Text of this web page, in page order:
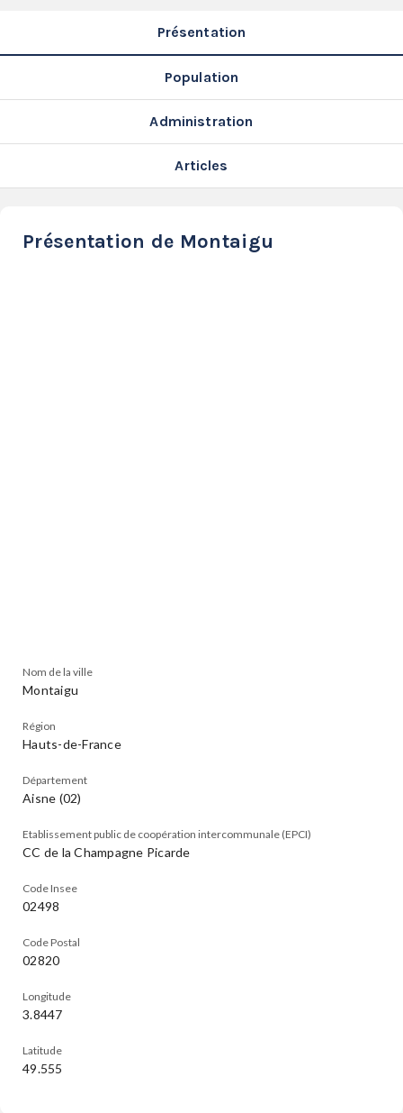
Présentation
Population
Administration
Articles
Présentation de Montaigu
Nom de la ville
Montaigu
Région
Hauts-de-France
Département
Aisne (02)
Etablissement public de coopération intercommunale (EPCI)
CC de la Champagne Picarde
Code Insee
02498
Code Postal
02820
Longitude
3.8447
Latitude
49.555